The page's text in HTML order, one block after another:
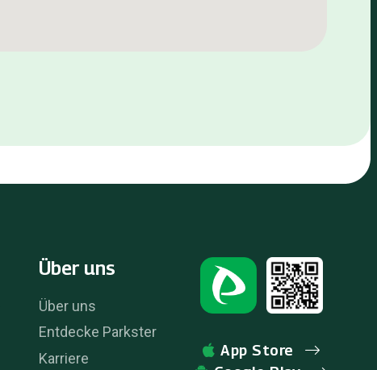
Über uns
Über uns
Entdecke Parkster
Karriere
App Store